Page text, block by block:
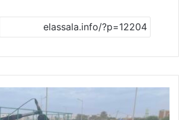
c
e
b
o
o
k
st
o
d
o
n
ai
l
at
s
A
p
p
ar
e